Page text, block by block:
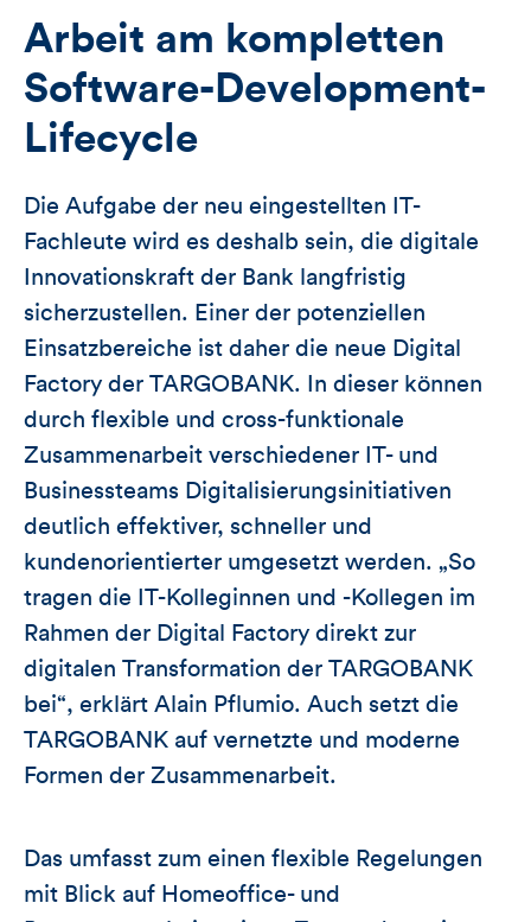
Arbeit am kompletten
Software-Development-
Lifecycle
Die Aufgabe der neu eingestellten IT-
Fachleute wird es deshalb sein, die digitale
Innovationskraft der Bank langfristig
sicherzustellen. Einer der potenziellen
Einsatzbereiche ist daher die neue Digital
Factory der TARGOBANK. In dieser können
durch flexible und cross-funktionale
Zusammenarbeit verschiedener IT- und
Businessteams Digitalisierungsinitiativen
deutlich effektiver, schneller und
kundenorientierter umgesetzt werden. „So
tragen die IT-Kolleginnen und -Kollegen im
Rahmen der Digital Factory direkt zur
digitalen Transformation der TARGOBANK
bei“, erklärt Alain Pflumio. Auch setzt die
TARGOBANK auf vernetzte und moderne
Formen der Zusammenarbeit.
Das umfasst zum einen flexible Regelungen
mit Blick auf Homeoffice- und